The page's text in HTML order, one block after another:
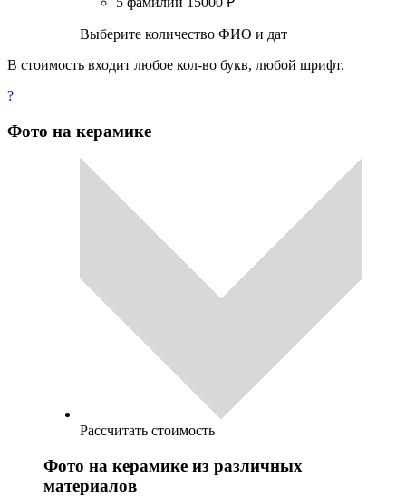
Выберите количество ФИО и дат
В стоимость входит любое кол-во букв, любой шрифт.
?
Фото на керамике
Рассчитать стоимость
Фото на керамике из различных
материалов